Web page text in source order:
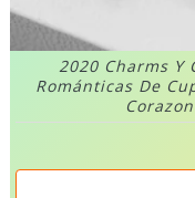
2020 Charms Y
Románticas De